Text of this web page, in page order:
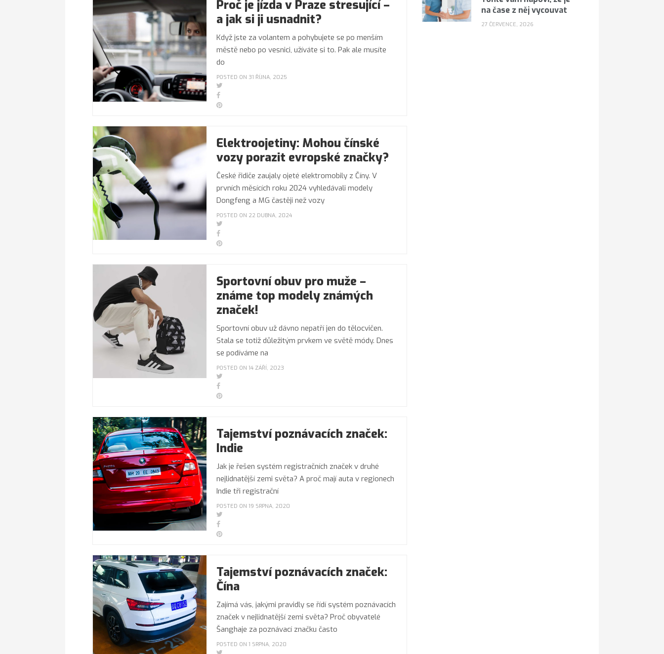
Proč je jízda v Praze stresující –
a jak si ji usnadnit?
Když jste za volantem a pohybujete se po menším
městě nebo po vesnici, užíváte si to. Pak ale musíte
do
POSTED ON 31 ŘÍJNA, 2025
Elektroojetiny: Mohou čínské
vozy porazit evropské značky?
České řidiče zaujaly ojeté elektromobily z Číny. V
prvních měsících roku 2024 vyhledávali modely
Dongfeng a MG častěji než vozy
POSTED ON 22 DUBNA, 2024
Sportovní obuv pro muže –
známe top modely známých
značek!
Sportovní obuv už dávno nepatří jen do tělocvičen.
Stala se totiž důležitým prvkem ve světě módy. Dnes
se podíváme na
POSTED ON 14 ZÁŘÍ, 2023
Tajemství poznávacích značek:
Indie
Jak je řešen systém registračních značek v druhé
nejlidnatější zemi světa? A proč mají auta v regionech
Indie tři registrační
POSTED ON 19 SRPNA, 2020
Tajemství poznávacích značek:
Čína
Zajímá vás, jakými pravidly se řídí systém poznávacích
značek v nejlidnatější zemi světa? Proč obyvatelé
Šanghaje za poznávací značku často
POSTED ON 1 SRPNA, 2020
na čase z něj vycouvat
27 ČERVENCE, 2026